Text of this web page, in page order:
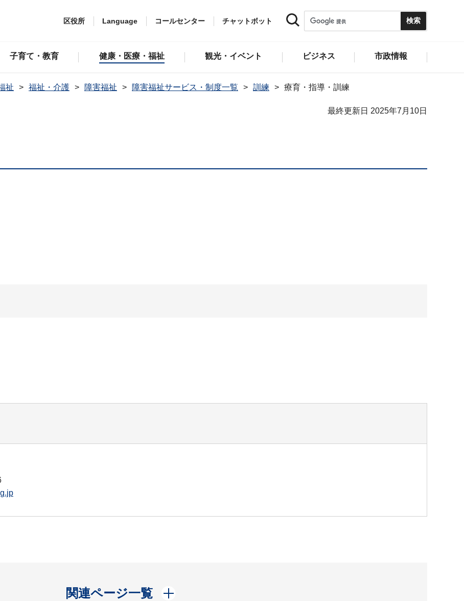
区役所 Language コールセンター チャットボット
子育て・教育 健康・医療・福祉 観光・イベント ビジネス 市政情報
祉 福祉・介護 障害福祉 障害福祉サービス・制度一覧 訓練 療育・指導・訓練
最終更新日 2025年7月10日
関連ページ一覧
開く